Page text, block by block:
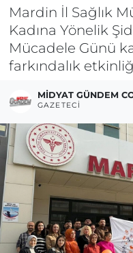
Mardin İl Sağlık
Kadına Yönelik
Mücadele Günü
farkındalık
MIDYAT GÜNDEM
GAZETECI